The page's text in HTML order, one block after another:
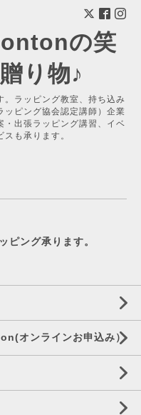
の笑
り物♪
。ラッピング教室、持ち込み
ッピング協会認定講師）企業
・出張ラッピング講習、イベ
も承ります。
ング承ります。
オンラインお申込み）